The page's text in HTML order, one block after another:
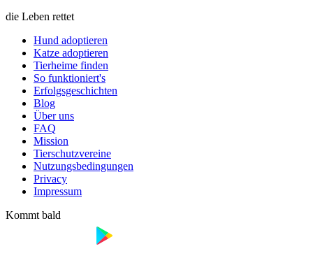
die Leben rettet
Hund adoptieren
Katze adoptieren
Tierheime finden
So funktioniert's
Erfolgsgeschichten
Blog
Über uns
FAQ
Mission
Tierschutzvereine
Nutzungsbedingungen
Privacy
Impressum
Kommt bald